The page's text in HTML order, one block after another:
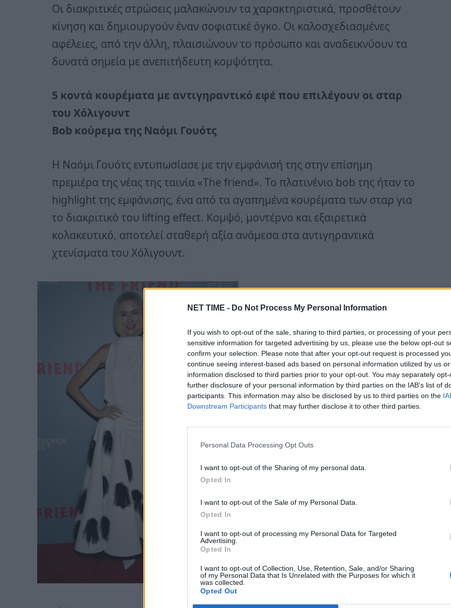
NET TIME - Do Not Process My Personal Information
If you wish to opt-out of the sale, sharing to third parties, or processing of your
sensitive information for targeted advertising by us, please use the below opt-out
confirm your selection. Please note that after your opt-out request is processed
continue seeing interest-based ads based on personal information utilized by us
information disclosed to third parties prior to your opt-out. You may separately
further disclosure of your personal information by third parties on the IAB’s list of
participants. This information may also be disclosed by us to third parties on the
Downstream Participants that may further disclose it to other third parties.
Personal Data Processing Opt Outs
I want to opt-out of the Sharing of my personal data.
Opted In
I want to opt-out of the Sale of my Personal Data.
Opted In
I want to opt-out of processing my Personal Data for Targeted
Advertising.
Opted In
I want to opt-out of Collection, Use, Retention, Sale, and/or Sharing
of my Personal Data that Is Unrelated with the Purposes for which it
was collected.
Opted Out
Οι διακριτικές στρώσεις μαλακώνουν τα χαρακτηριστικά, προσθέτουν
κίνηση και δημιουργούν έναν σοφιστικέ όγκο. Οι καλοσχεδιασμένες
αφέλειες, από την άλλη, πλαισιώνουν το πρόσωπο και αναδεικνύουν τα
δυνατά σημεία με ανεπιτήδευτη κομψότητα.
5 κοντά κουρέματα με αντιγηραντικό εφέ που επιλέγουν οι σταρ
του Χόλιγουντ
Βob κούρεμα της Ναόμι Γουότς
Η Ναόμι Γουότς εντυπωσίασε με την εμφάνισή της στην επίσημη
πρεμιέρα της νέας της ταινία «The friend». Το πλατινένιο bob της ήταν το
highlight της εμφάνισης, ένα από τα αγαπημένα κουρέματα των σταρ για
το διακριτικό του lifting effect. Κομψό, μοντέρνο και εξαιρετικά
κολακευτικό, αποτελεί σταθερή αξία ανάμεσα στα αντιγηραντικά
χτενίσματα του Χόλιγουντ.